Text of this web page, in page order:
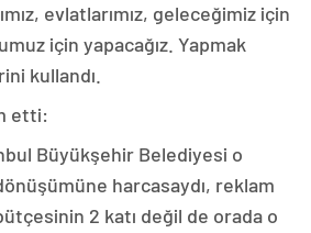
evlatlarımız, geleceğimiz için
için yapacağız. Yapmak
kullandı.
etti:
Büyükşehir Belediyesi o
harcasaydı, reklam
2 katı değil de orada o